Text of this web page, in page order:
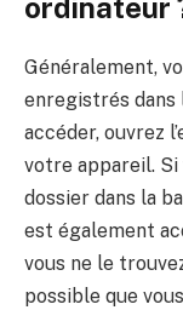
ordinateur
Généralement,
enregistrés dans
accéder, ouvrez
votre appareil. Si
dossier dans la
est également
vous ne le
possible que